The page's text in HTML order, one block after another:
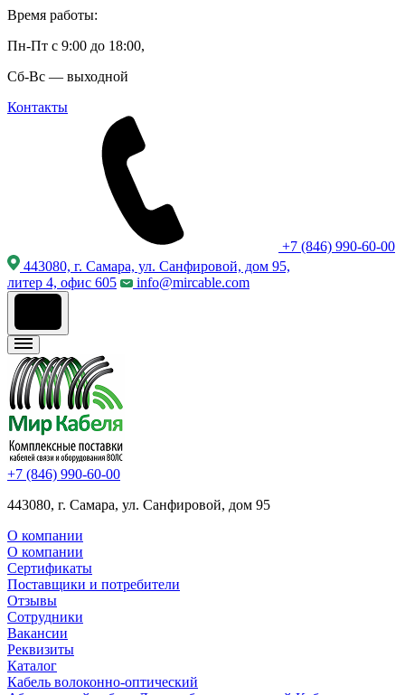
Время работы:
Пн-Пт с 9:00 до 18:00,
Сб-Вс — выходной
Контакты
+7 (846) 990-60-00
443080, г. Самара, ул. Санфировой, дом 95,
литер 4, офис 605
info@mircable.com
+7 (846) 990-60-00
443080, г. Самара, ул. Санфировой, дом 95
О компании
О компании
Сертификаты
Поставщики и потребители
Отзывы
Сотрудники
Вакансии
Реквизиты
Каталог
Кабель волоконно-оптический